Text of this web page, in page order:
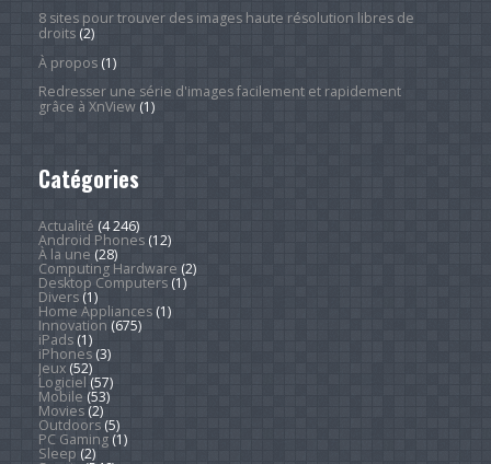
8 sites pour trouver des images haute résolution libres de
droits(2)
À propos(1)
Redresser une série d'images facilement et rapidement
grâce à XnView(1)
Catégories
Actualité (4 246)
Android Phones(12)
À la une (28)
Computing Hardware (2)
Desktop Computers(1)
Divers(1)
Home Appliances(1)
Innovation (675)
iPads(1)
iPhones(3)
Jeux(52)
Logiciel (57)
Mobile (53)
Movies(2)
Outdoors(5)
PC Gaming(1)
Sleep (2)